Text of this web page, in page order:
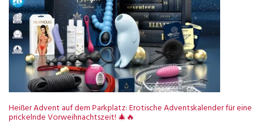
Heißer Advent auf dem Parkplatz: Erotische Adventskalender für eine
prickelnde Vorweihnachtszeit! 🎄🔥